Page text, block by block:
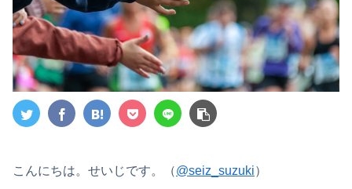
こんにちは。せいじです。（@seiz_suzuki）